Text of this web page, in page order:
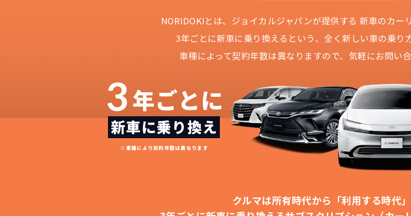
NORIDOKIとは、ジョイカルジャパンが提供する 新車のカー
3年ごとに新車に乗り換えるという、全く新しい車の乗り
車種によって契約年数は異なりますので、 気軽にお問い
3年ごとに
新車に乗り換え
※車種により契約年数は異なります
クルマは所有時代から「利用する時代
どこよりも安くご契約いただけ
NORIDOKIは高残価設定を実現！
頭金不要で超低価格！ 憧れのクルマが手軽に乗
短期間だから安心！
NORIDOKIなら短期リースでも安いんです
常に新車なので故障の心配がありませんし、急なライフスタイルの
月々定額料金で安心
NORIDOKIなら頭金・ボーナス払い・諸経費・税金
月々「定額料金」をお支払いいただくだけでご利用い